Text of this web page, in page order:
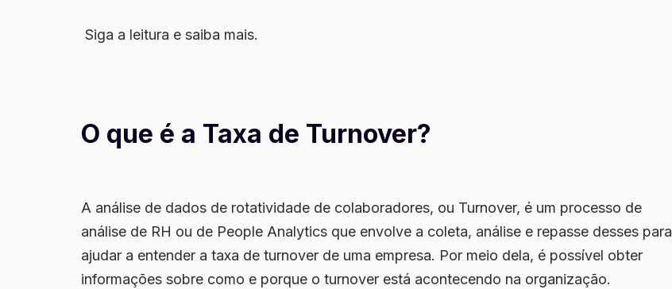
Siga a leitura e saiba mais.
O que é a Taxa de Turnover?
A análise de dados de rotatividade de colaboradores, ou Turnover, é um processo de
análise de RH ou de People Analytics que envolve a coleta, análise e repasse desses para
ajudar a entender a taxa de turnover de uma empresa. Por meio dela, é possível obter
informações sobre como e porque o turnover está acontecendo na organização.